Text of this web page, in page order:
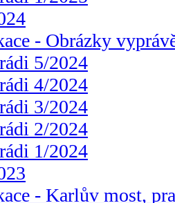
- Obrázky
5/2024
4/2024
3/2024
2/2024
1/2024
- Karlův most,